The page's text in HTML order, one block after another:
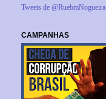
Tweets de @RuebmNogueira
CAMPANHAS